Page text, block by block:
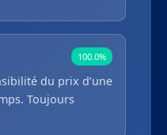
100.0%
du prix d’une
Toujours